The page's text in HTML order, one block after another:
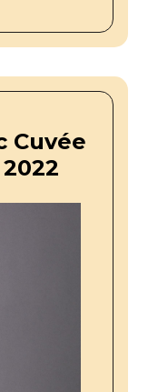
Cuvée